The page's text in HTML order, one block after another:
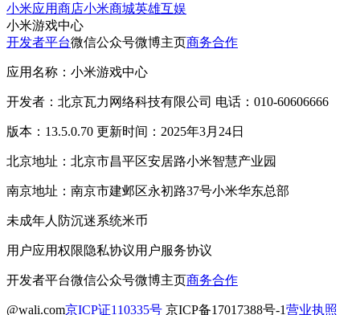
小米应用商店小米商城英雄互娱
小米游戏中心
开发者平台微信公众号微博主页商务合作
应用名称：小米游戏中心
开发者：北京瓦力网络科技有限公司 电话：010-60606666
版本：13.5.0.70 更新时间：2025年3月24日
北京地址：北京市昌平区安居路小米智慧产业园
南京地址：南京市建邺区永初路37号小米华东总部
未成年人防沉迷系统米币
用户应用权限隐私协议用户服务协议
开发者平台微信公众号微博主页商务合作
@wali.com京ICP证110335号 京ICP备17017388号-1营业执照